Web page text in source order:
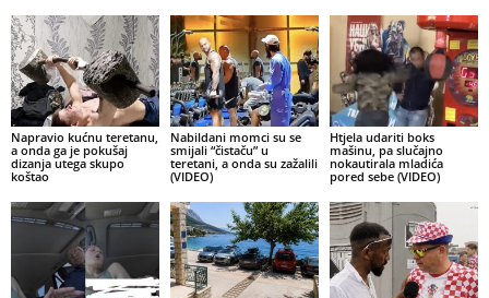
Napravio kućnu teretanu,
a onda ga je pokušaj
dizanja utega skupo
koštao
Nabildani momci su se
smijali “čistaču” u
teretani, a onda su zažalili
(VIDEO)
Htjela udariti boks
mašinu, pa slučajno
nokautirala mladića
pored sebe (VIDEO)